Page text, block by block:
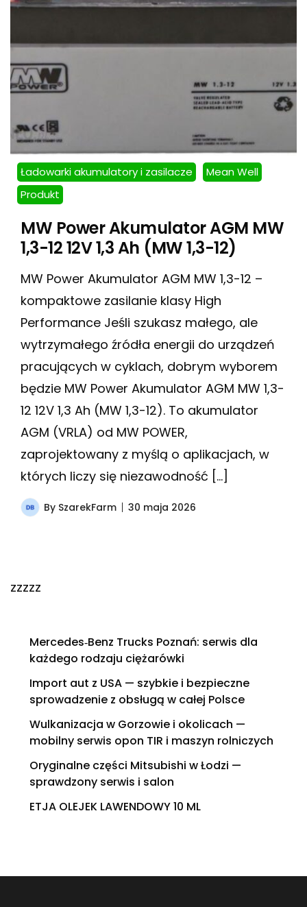
Ładowarki akumulatory i zasilacze
Mean Well
Produkt
MW Power Akumulator AGM MW
1,3-12 12V 1,3 Ah (MW 1,3-12)
MW Power Akumulator AGM MW 1,3-12 –
kompaktowe zasilanie klasy High
Performance Jeśli szukasz małego, ale
wytrzymałego źródła energii do urządzeń
pracujących w cyklach, dobrym wyborem
będzie MW Power Akumulator AGM MW 1,3-
12 12V 1,3 Ah (MW 1,3-12). To akumulator
AGM (VRLA) od MW POWER,
zaprojektowany z myślą o aplikacjach, w
których liczy się niezawodność […]
By SzarekFarm 30 maja 2026
zzzzz
Mercedes‑Benz Trucks Poznań: serwis dla
każdego rodzaju ciężarówki
Import aut z USA — szybkie i bezpieczne
sprowadzenie z obsługą w całej Polsce
Wulkanizacja w Gorzowie i okolicach —
mobilny serwis opon TIR i maszyn rolniczych
Oryginalne części Mitsubishi w Łodzi —
sprawdzony serwis i salon
ETJA OLEJEK LAWENDOWY 10 ML